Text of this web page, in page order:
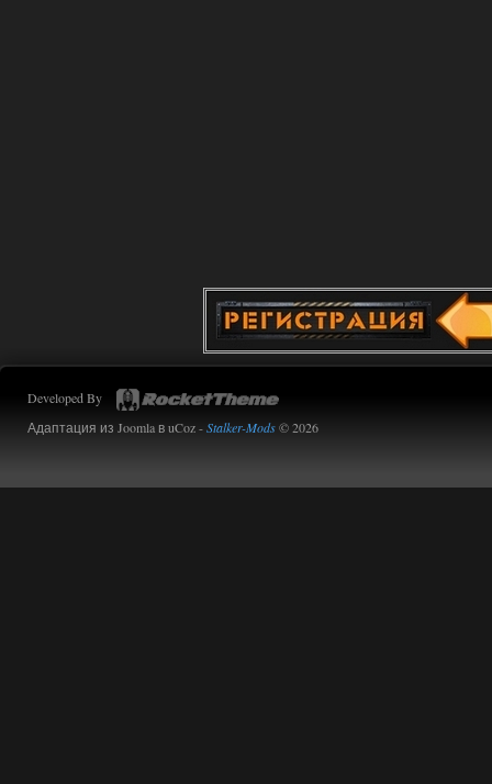
Developed By
Адаптация из Joomla в uCoz -Stalker-Mods© 2026